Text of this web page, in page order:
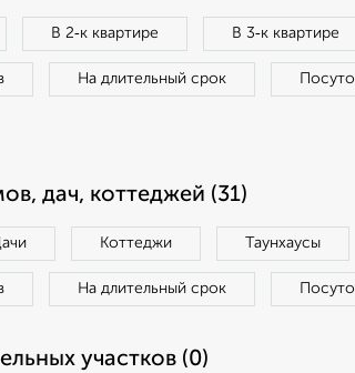
В 2‑к квартире В 3‑к квартире
На длительный срок
дач, коттеджей (31)
Коттеджи Таунхаусы
На длительный срок
участков (0)